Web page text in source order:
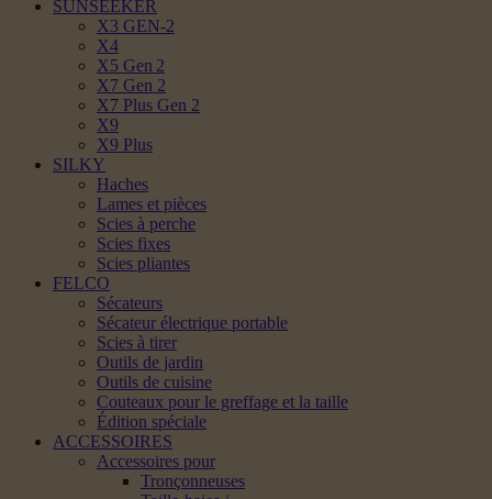
SUNSEEKER
X3 GEN-2
X4
X5 Gen 2
X7 Gen 2
X7 Plus Gen 2
X9
X9 Plus
SILKY
Haches
Lames et pièces
Scies à perche
Scies fixes
Scies pliantes
FELCO
Sécateurs
Sécateur électrique portable
Scies à tirer
Outils de jardin
Outils de cuisine
Couteaux pour le greffage et la taille
Édition spéciale
ACCESSOIRES
Accessoires pour
Tronçonneuses